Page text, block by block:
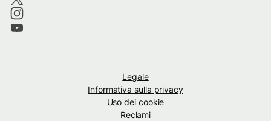
Legale
Informativa sulla privacy
Uso dei cookie
Reclami